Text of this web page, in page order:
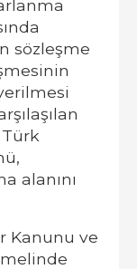
sözleşme
alanını
Kanunu ve